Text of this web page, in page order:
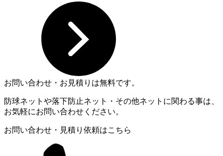
お問い合わせ・お見積りは無料です。
防球ネットや落下防止ネット・その他ネットに関わる事は、
お気軽にお問い合わせください。
お問い合わせ・見積り依頼はこちら